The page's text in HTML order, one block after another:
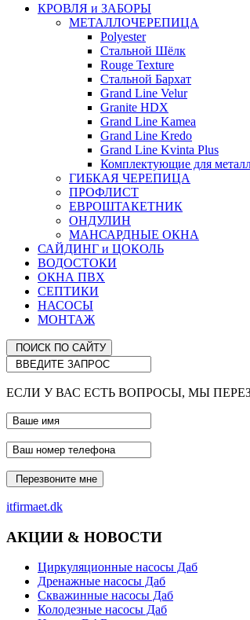
КРОВЛЯ и ЗАБОРЫ
МЕТАЛЛОЧЕРЕПИЦА
Polyester
Стальной Шёлк
Rouge Texture
Стальной Бархат
Grand Line Velur
Granite HDX
Grand Line Kamea
Grand Line Kredo
Grand Line Kvinta Plus
Комплектующие для
ГИБКАЯ ЧЕРЕПИЦА
ПРОФЛИСТ
ЕВРОШТАКЕТНИК
ОНДУЛИН
МАНСАРДНЫЕ ОКНА
САЙДИНГ и ЦОКОЛЬ
ВОДОСТОКИ
ОКНА ПВХ
СЕПТИКИ
НАСОСЫ
МОНТАЖ
ЕСЛИ У ВАС ЕСТЬ ВОПРОСЫ, МЫ
itfirmaet.dk
АКЦИИ & НОВОСТИ
Циркуляционные насосы Даб
Дренажные насосы Даб
Скважинные насосы Даб
Колодезные насосы Даб